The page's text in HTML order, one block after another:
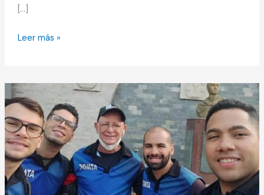
[…]
Leer más »
Profesor
Luis
Ducharne
se
suma
al
Proyecto